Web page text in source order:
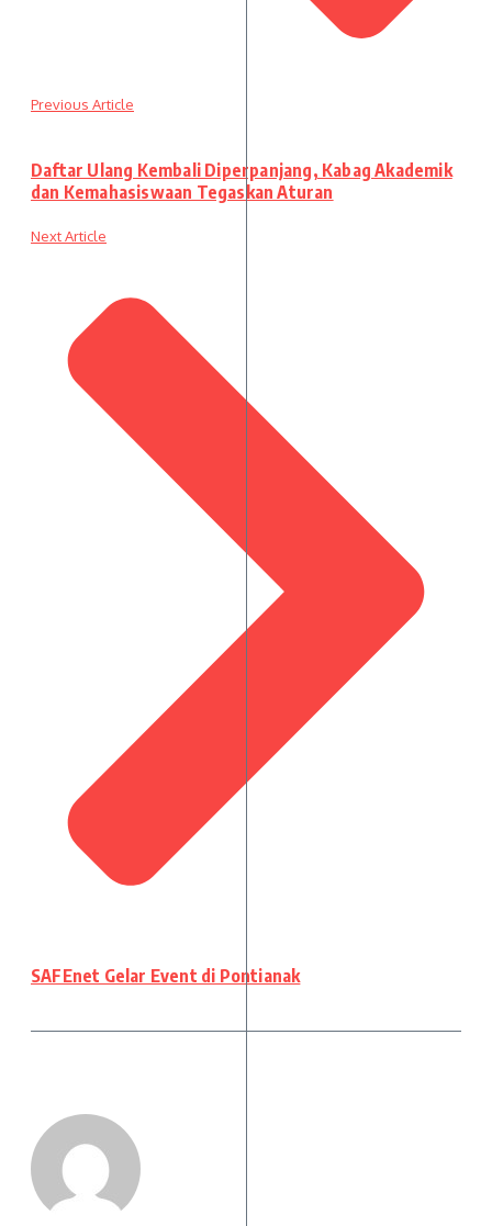
Previous Article
Daftar Ulang Kembali Diperpanjang, Kabag Akademik
dan Kemahasiswaan Tegaskan Aturan
Next Article
SAFEnet Gelar Event di Pontianak